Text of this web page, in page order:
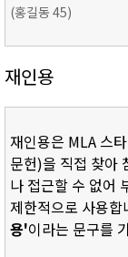
(홍길동 45)
재인용
재인용은 MLA 스
문헌)을 직접 찾아
나 접근할 수 없어
제한적으로 사용
용'이라는 문구를